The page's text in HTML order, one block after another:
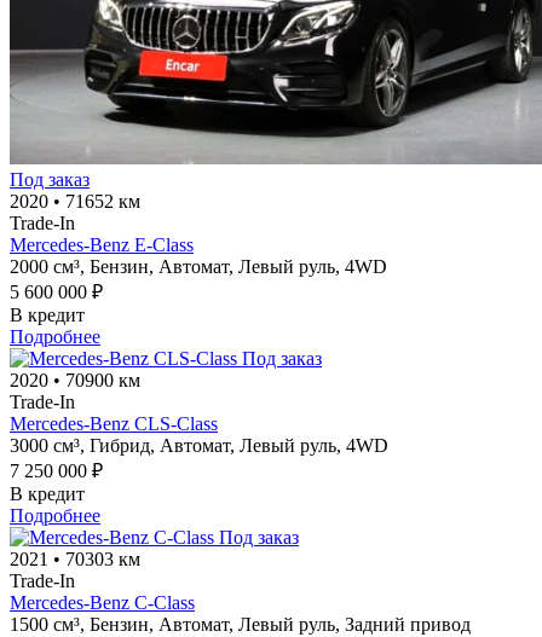
Под заказ
2020 • 71652 км
Trade-In
Mercedes-Benz E-Class
2000 см³, Бензин, Автомат, Левый руль, 4WD
5 600 000 ₽
В кредит
Подробнее
Под заказ
2020 • 70900 км
Trade-In
Mercedes-Benz CLS-Class
3000 см³, Гибрид, Автомат, Левый руль, 4WD
7 250 000 ₽
В кредит
Подробнее
Под заказ
2021 • 70303 км
Trade-In
Mercedes-Benz C-Class
1500 см³, Бензин, Автомат, Левый руль, Задний привод